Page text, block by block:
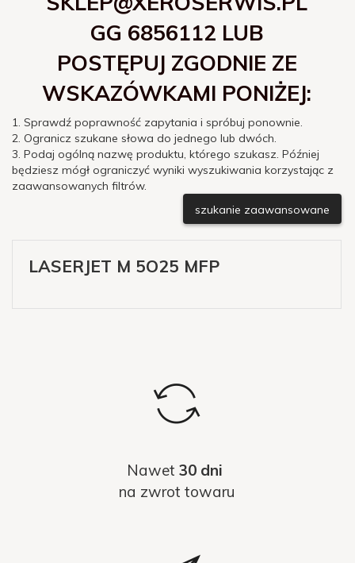
GG 6856112 LUB
POSTĘPUJ ZGODNIE ZE
WSKAZÓWKAMI PONIŻEJ:
1. Sprawdź poprawność zapytania i spróbuj ponownie.
2. Ogranicz szukane słowa do jednego lub dwóch.
3. Podaj ogólną nazwę produktu, którego szukasz. Później
będziesz mógł ograniczyć wyniki wyszukiwania korzystając z
zaawansowanych filtrów.
szukanie zaawansowane
LASERJET M 5O25 MFP
Nawet 30 dni
na zwrot towaru